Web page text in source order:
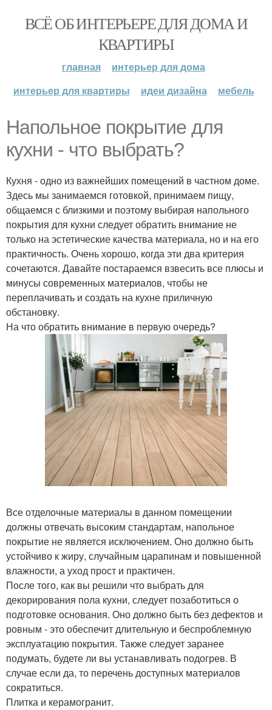
ВСЁ ОБ ИНТЕРЬЕРЕ ДЛЯ ДОМА И
КВАРТИРЫ
главная
интерьер для дома
интерьер для квартиры
идеи дизайна мебель
Напольное покрытие для
кухни - что выбрать?
Кухня - одно из важнейших помещений в частном доме.
Здесь мы занимаемся готовкой, принимаем пищу,
общаемся с близкими и поэтому выбирая напольного
покрытия для кухни следует обратить внимание не
только на эстетические качества материала, но и на его
практичность. Очень хорошо, когда эти два критерия
сочетаются. Давайте постараемся взвесить все плюсы и
минусы современных материалов, чтобы не
переплачивать и создать на кухне приличную
обстановку.
На что обратить внимание в первую очередь?
Все отделочные материалы в данном помещении
должны отвечать высоким стандартам, напольное
покрытие не является исключением. Оно должно быть
устойчиво к жиру, случайным царапинам и повышенной
влажности, а уход прост и практичен.
После того, как вы решили что выбрать для
декорирования пола кухни, следует позаботиться о
подготовке основания. Оно должно быть без дефектов и
ровным - это обеспечит длительную и беспроблемную
эксплуатацию покрытия. Также следует заранее
подумать, будете ли вы устанавливать подогрев. В
случае если да, то перечень доступных материалов
сократиться.
Плитка и керамогранит.